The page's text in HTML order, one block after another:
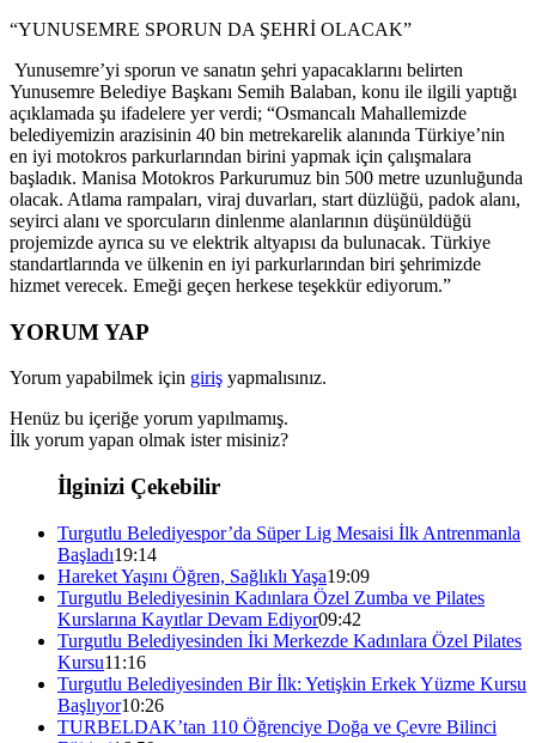
“YUNUSEMRE SPORUN DA ŞEHRİ OLACAK”
Yunusemre’yi sporun ve sanatın şehri yapacaklarını belirten
Yunusemre Belediye Başkanı Semih Balaban, konu ile ilgili yaptığı
açıklamada şu ifadelere yer verdi; “Osmancalı Mahallemizde
belediyemizin arazisinin 40 bin metrekarelik alanında Türkiye’nin
en iyi motokros parkurlarından birini yapmak için çalışmalara
başladık. Manisa Motokros Parkurumuz bin 500 metre uzunluğunda
olacak. Atlama rampaları, viraj duvarları, start düzlüğü, padok alanı,
seyirci alanı ve sporcuların dinlenme alanlarının düşünüldüğü
projemizde ayrıca su ve elektrik altyapısı da bulunacak. Türkiye
standartlarında ve ülkenin en iyi parkurlarından biri şehrimizde
hizmet verecek. Emeği geçen herkese teşekkür ediyorum.”
YORUM YAP
Yorum yapabilmek için giriş yapmalısınız.
Henüz bu içeriğe yorum yapılmamış.
İlk yorum yapan olmak ister misiniz?
İlginizi Çekebilir
Turgutlu Belediyespor’da Süper Lig Mesaisi İlk Antrenmanla
Başladı19:14
Hareket Yaşını Öğren, Sağlıklı Yaşa19:09
Turgutlu Belediyesinin Kadınlara Özel Zumba ve Pilates
Kurslarına Kayıtlar Devam Ediyor09:42
Turgutlu Belediyesinden İki Merkezde Kadınlara Özel Pilates
Kursu11:16
Turgutlu Belediyesinden Bir İlk: Yetişkin Erkek Yüzme Kursu
Başlıyor10:26
TURBELDAK’tan 110 Öğrenciye Doğa ve Çevre Bilinci